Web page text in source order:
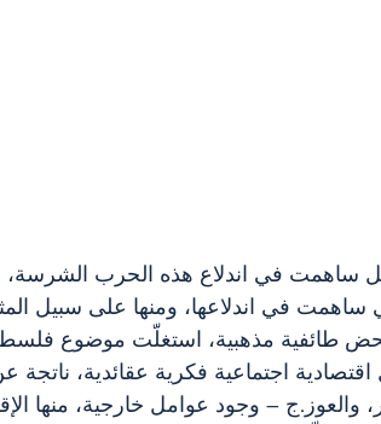
ساهمت في اندلاع هذه الحرب الشرسة،
ساهمت في اندلاعها، ومنها على سبيل
طائفية مذهبية، استغلّت موضوع
اجتماعية فكرية عقائدية، ناتجة
والعوز.ج – وجود عوامل خارجية، منها